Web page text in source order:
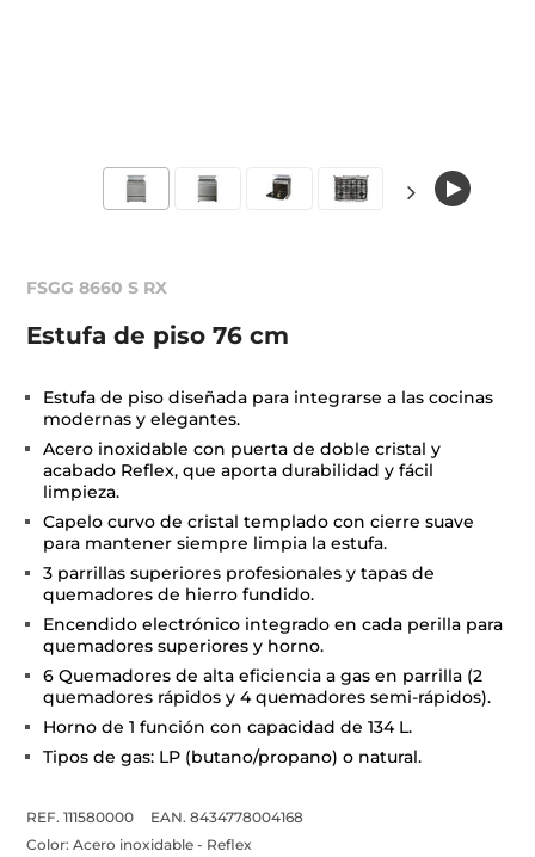
FSGG 8660 S RX
Estufa de piso 76 cm
Estufa de piso diseñada para integrarse a las cocinas
modernas y elegantes.
Acero inoxidable con puerta de doble cristal y
acabado Reflex, que aporta durabilidad y fácil
limpieza.
Capelo curvo de cristal templado con cierre suave
para mantener siempre limpia la estufa.
3 parrillas superiores profesionales y tapas de
quemadores de hierro fundido.
Encendido electrónico integrado en cada perilla para
quemadores superiores y horno.
6 Quemadores de alta eficiencia a gas en parrilla (2
quemadores rápidos y 4 quemadores semi-rápidos).
Horno de 1 función con capacidad de 134 L.
Tipos de gas: LP (butano/propano) o natural.
REF. 111580000
EAN. 8434778004168
Color:Acero inoxidable - Reflex